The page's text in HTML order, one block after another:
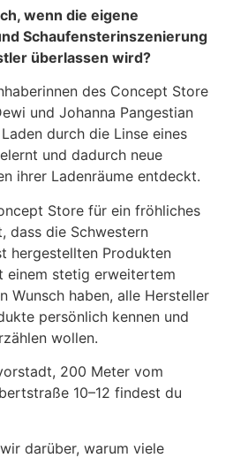
wenn die eigene
Schaufensterinszenierung
überlassen wird?
des Concept Store
und Johanna Pangestian
durch die Linse eines
und dadurch neue
ihrer Ladenräume entdeckt.
Store für ein fröhliches
dass die Schwestern
hergestellten Produkten
einem stetig erweitertem
Wunsch haben, alle Hersteller
persönlich kennen und
wollen.
200 Meter vom
10–12 findest du
darüber, warum viele